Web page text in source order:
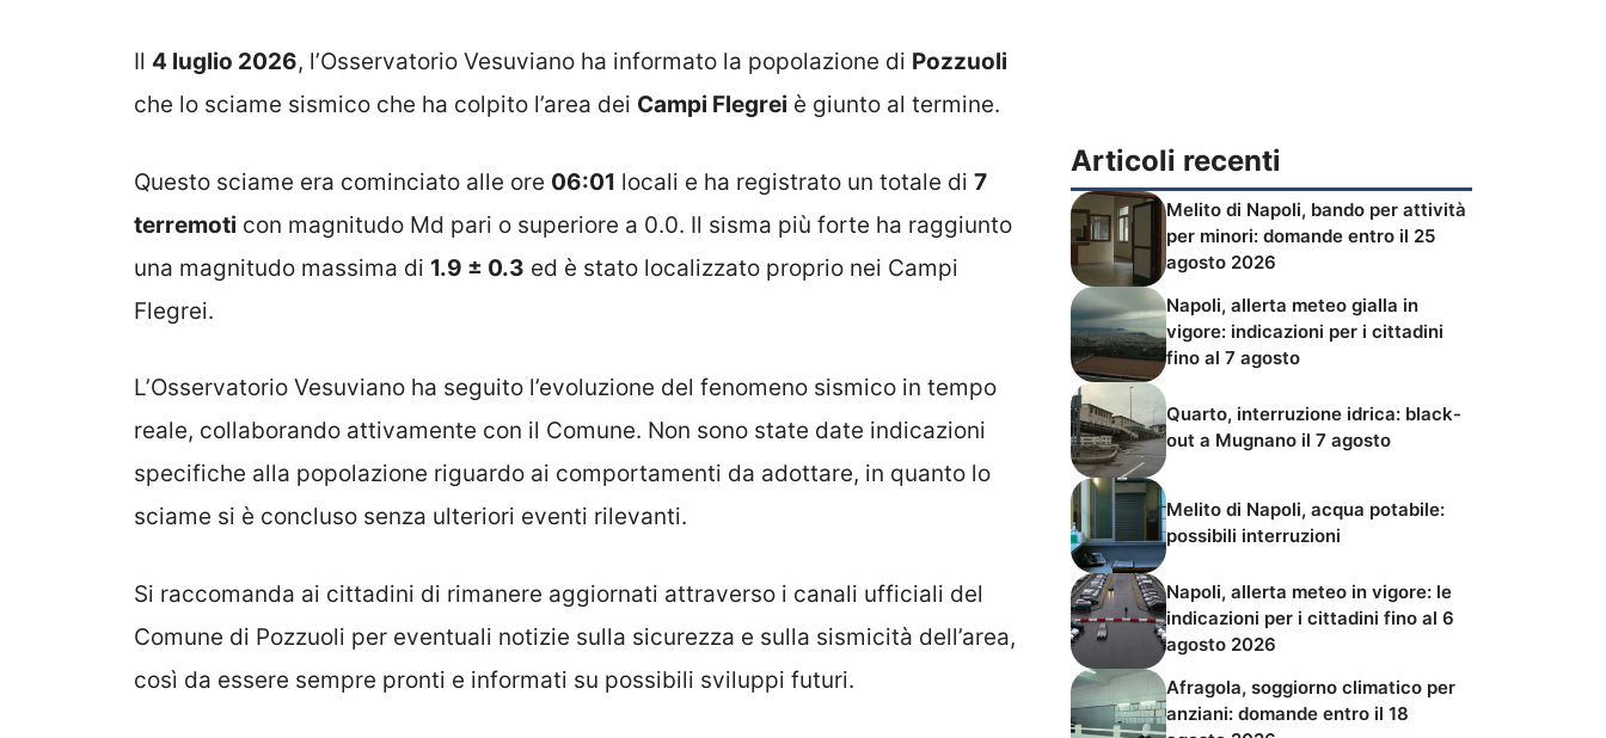
Il 4 luglio 2026, l’Osservatorio Vesuviano ha informato la popolazione di Pozzuoli
che lo sciame sismico che ha colpito l’area dei Campi Flegrei è giunto al termine.
Questo sciame era cominciato alle ore 06:01 locali e ha registrato un totale di 7
terremoti con magnitudo Md pari o superiore a 0.0. Il sisma più forte ha raggiunto
una magnitudo massima di 1.9 ± 0.3 ed è stato localizzato proprio nei Campi
Flegrei.
L’Osservatorio Vesuviano ha seguito l’evoluzione del fenomeno sismico in tempo
reale, collaborando attivamente con il Comune. Non sono state date indicazioni
specifiche alla popolazione riguardo ai comportamenti da adottare, in quanto lo
sciame si è concluso senza ulteriori eventi rilevanti.
Si raccomanda ai cittadini di rimanere aggiornati attraverso i canali ufficiali del
Comune di Pozzuoli per eventuali notizie sulla sicurezza e sulla sismicità dell’area,
così da essere sempre pronti e informati su possibili sviluppi futuri.
Articoli recenti
Melito di Napoli, bando per attività
per minori: domande entro il 25
agosto 2026
Napoli, allerta meteo gialla in
vigore: indicazioni per i cittadini
fino al 7 agosto
Quarto, interruzione idrica: black-
out a Mugnano il 7 agosto
Melito di Napoli, acqua potabile:
possibili interruzioni
Napoli, allerta meteo in vigore: le
indicazioni per i cittadini fino al 6
agosto 2026
Afragola, soggiorno climatico per
anziani: domande entro il 18